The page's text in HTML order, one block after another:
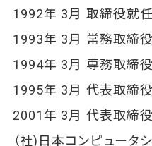
1992年 3月 取締役就任
1993年 3月 常務取締
1994年 3月 専務取締
1995年 3月 代表取締
2001年 3月 代表取締
（社)日本コンピュータ